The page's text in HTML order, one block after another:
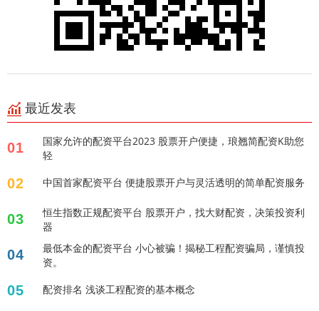
最近发表
01
国家允许的配资平台2023 股票开户便捷，琅翘简配资K助您
轻
02 中国首家配资平台 便捷股票开户与灵活透明的简单配资服务
03
恒生指数正规配资平台 股票开户，找大财配资，决策投资利
器
04
最低本金的配资平台 小心被骗！揭秘工程配资骗局，谨慎投
资。
05 配资排名 浅谈工程配资的基本概念